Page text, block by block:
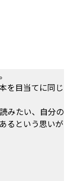
を目当てに同じ
みたい、自分の
るという思いが